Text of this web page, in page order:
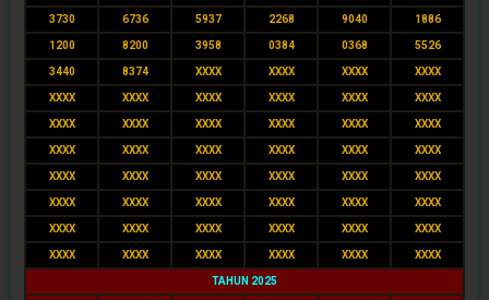
3730 6736 5937 2268 9040 1886
1200 8200 3958 0384 0368 5526
3440 8374 XXXX XXXX XXXX XXXX
XXXX XXXX XXXX XXXX XXXX XXXX
XXXX XXXX XXXX XXXX XXXX XXXX
XXXX XXXX XXXX XXXX XXXX XXXX
XXXX XXXX XXXX XXXX XXXX XXXX
XXXX XXXX XXXX XXXX XXXX XXXX
XXXX XXXX XXXX XXXX XXXX XXXX
XXXX XXXX XXXX XXXX XXXX XXXX
TAHUN 2025